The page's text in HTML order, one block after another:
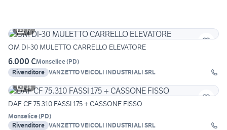
17
OM DI-30 MULETTO CARRELLO ELEVATORE
6.000 €Monselice(PD)
Rivenditore VANZETTO VEICOLI INDUSTRIALI SRL
14
DAF CF 75.310 FASSI 175 + CASSONE FISSO
Monselice(PD)
Rivenditore VANZETTO VEICOLI INDUSTRIALI SRL